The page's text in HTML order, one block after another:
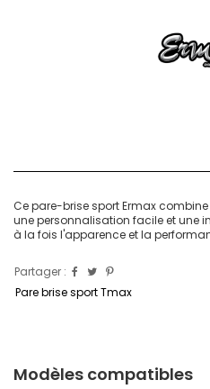
Ce pare-brise sport Ermax
une personnalisation facile et une
à la fois l'apparence et la
Partager :
Pare brise sport Tmax
Modèles compatibles